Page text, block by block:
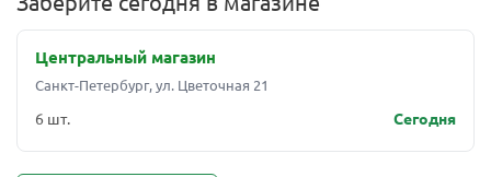
Центральный магазин
Санкт-Петербург, ул. Цветочная 21
6 шт. Сегодня